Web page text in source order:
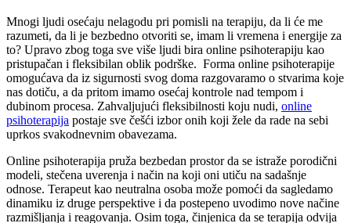
Mnogi ljudi osećaju nelagodu pri pomisli na terapiju, da li će me
razumeti, da li je bezbedno otvoriti se, imam li vremena i energije za
to? Upravo zbog toga sve više ljudi bira online psihoterapiju kao
pristupačan i fleksibilan oblik podrške. Forma online psihoterapije
omogućava da iz sigurnosti svog doma razgovaramo o stvarima koje
nas dotiču, a da pritom imamo osećaj kontrole nad tempom i
dubinom procesa. Zahvaljujući fleksibilnosti koju nudi, online
psihoterapija postaje sve češći izbor onih koji žele da rade na sebi
uprkos svakodnevnim obavezama.
Online psihoterapija pruža bezbedan prostor da se istraže porodični
modeli, stečena uverenja i način na koji oni utiču na sadašnje
odnose. Terapeut kao neutralna osoba može pomoći da sagledamo
dinamiku iz druge perspektive i da postepeno uvodimo nove načine
razmišljanja i reagovanja. Osim toga, činjenica da se terapija odvija